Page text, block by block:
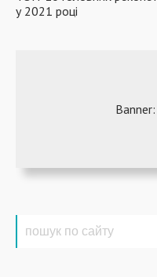
у 2021 році